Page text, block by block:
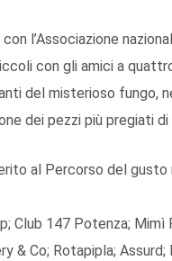
l’Associazione
con gli amici a
del misterioso fungo,
dei pezzi più pregiati
al Percorso del
Club 147 Potenza;
& Co; Rotapipla;